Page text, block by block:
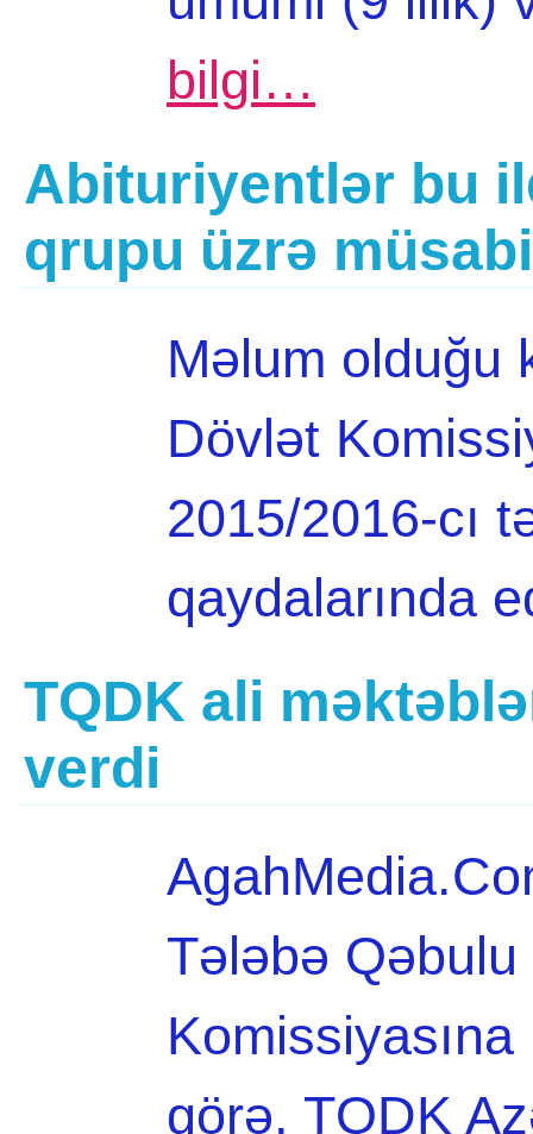
bilgi…
Abituriyentlər bu
qrupu üzrə
Məlum olduğu
Dövlət
2015/2016-cı
qaydalarında
TQDK ali
verdi
Tələbə
görə, TQDK